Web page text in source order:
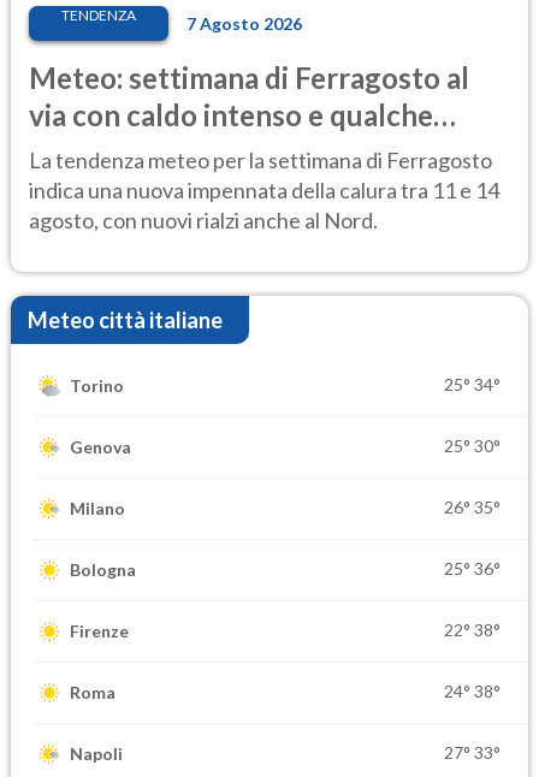
TENDENZA 7 Agosto 2026
Meteo: settimana di Ferragosto al
via con caldo intenso e qualche
temporale
La tendenza meteo per la settimana di Ferragosto
indica una nuova impennata della calura tra 11 e 14
agosto, con nuovi rialzi anche al Nord.
Meteo città italiane
Torino 25° 34°
Genova 25° 30°
Milano 26° 35°
Bologna 25° 36°
Firenze 22° 38°
Roma 24° 38°
Napoli 27° 33°